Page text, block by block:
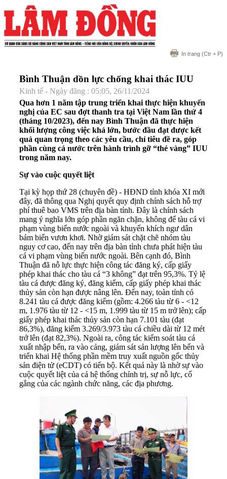
In trang (Ctr + P)
Bình Thuận dồn lực chống khai thác IUU
Kinh tế - Ngày đăng : 05:05, 26/11/2024
Qua hơn 1 năm tập trung triển khai thực hiện khuyến
nghị của EC sau đợt thanh tra tại Việt Nam lần thứ 4
(tháng 10/2023), đến nay Bình Thuận đã thực hiện
khối lượng công việc khá lớn, bước đầu đạt được kết
quả quan trọng theo các yêu cầu, chỉ tiêu đề ra, góp
phần cùng cả nước trên hành trình gỡ “thẻ vàng” IUU
trong năm nay.
Sự vào cuộc quyết liệt
Tại kỳ họp thứ 28 (chuyên đề) - HĐND tỉnh khóa XI mới
đây, đã thông qua Nghị quyết quy định chính sách hỗ trợ
phí thuê bao VMS trên địa bàn tỉnh. Đây là chính sách
mang ý nghĩa lớn góp phần ngăn chặn, không để tàu cá vi
phạm vùng biển nước ngoài và khuyến khích ngư dân
bám biển vươn khơi. Nhờ giám sát chặt chẽ nhóm tàu
nguy cơ cao, đến nay trên địa bàn tỉnh chưa phát hiện tàu
cá vi phạm vùng biển nước ngoài. Bên cạnh đó, Bình
Thuận đã nỗ lực thực hiện công tác đăng ký, cấp giấy
phép khai thác cho tàu cá “3 không” đạt trên 95,3%. Tỷ lệ
tàu cá được đăng ký, đăng kiểm, cấp giấy phép khai thác
thủy sản còn hạn được nâng lên. Đến nay, toàn tỉnh có
8.241 tàu cá được đăng kiểm (gồm: 4.266 tàu từ 6 - <12
m, 1.976 tàu từ 12 - <15 m, 1.999 tàu từ 15 m trở lên); cấp
giấy phép khai thác thủy sản còn hạn 7.101 tàu (đạt
86,3%), đăng kiểm 3.269/3.973 tàu cá chiều dài từ 12 mét
trở lên (đạt 82,3%). Ngoài ra, công tác kiểm soát tàu cá
xuất nhập bến, ra vào cảng, giám sát sản lượng lên bến và
triển khai Hệ thống phần mềm truy xuất nguồn gốc thủy
sản điện tử (eCDT) có tiến bộ. Kết quả này là nhờ sự vào
cuộc quyết liệt của cả hệ thống chính trị, sự nỗ lực, cố
gắng của các ngành chức năng, các địa phương.